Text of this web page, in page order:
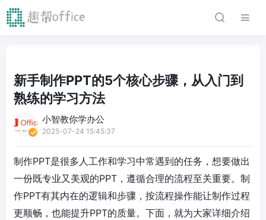
新手制作PPT的5个核心步骤，从入门到
熟练的学习方法
小智教你学办公
2025-07-24 15:45:37
制作PPT是很多人工作和学习中常遇到的任务，想要做出
一份既专业又美观的PPT，遵循合理的流程至关重要。制
作PPT有其内在的逻辑和步骤，按流程操作能让制作过程
更顺畅，也能提升PPT的质量。下面，就为大家详细介绍